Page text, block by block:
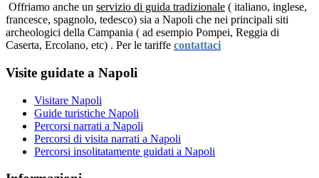
Offriamo anche un servizio di guida tradizionale ( italiano, inglese,
francesce, spagnolo, tedesco) sia a Napoli che nei principali siti
archeologici della Campania ( ad esempio Pompei, Reggia di
Caserta, Ercolano, etc) . Per le tariffe contattaci
Visite guidate a Napoli
Visitare Napoli
Guide turistiche Napoli
Percorsi narrati a Napoli
Percorsi di visita narrati a Napoli
Percorsi insolitatamente guidati a Napoli